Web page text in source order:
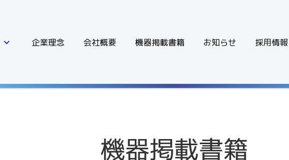
企業理念 会社概要 機器掲載書籍 お知らせ 採用情報
機器掲載書籍